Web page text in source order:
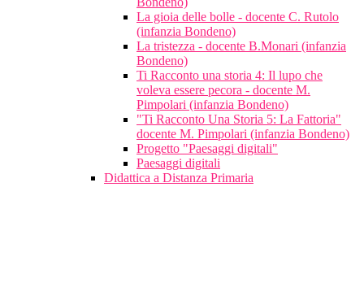
La gioia delle bolle - docente C. Rutolo
(infanzia Bondeno)
La tristezza - docente B.Monari (infanzia
Bondeno)
Ti Racconto una storia 4: Il lupo che
voleva essere pecora - docente M.
Pimpolari (infanzia Bondeno)
"Ti Racconto Una Storia 5: La Fattoria"
docente M. Pimpolari (infanzia Bondeno)
Progetto "Paesaggi digitali"
Paesaggi digitali
Didattica a Distanza Primaria